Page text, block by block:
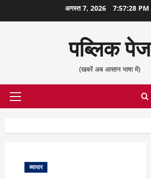
सामग्री
अगस्त 7, 2026 7:57:28 PM
पब्लिक पेज
(खबरें अब आसान भाषा में)
प्राथमिक
व्यापार